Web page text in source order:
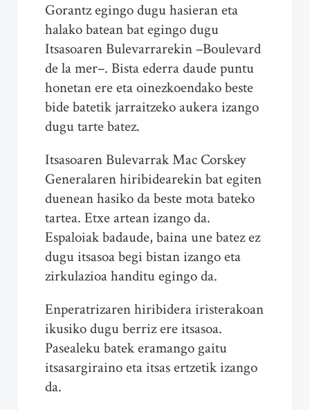
Gorantz egingo dugu hasieran eta
halako batean bat egingo dugu
Itsasoaren Bulevarrarekin –Boulevard
de la mer–. Bista ederra daude puntu
honetan ere eta oinezkoendako beste
bide batetik jarraitzeko aukera izango
dugu tarte batez.
Itsasoaren Bulevarrak Mac Corskey
Generalaren hiribidearekin bat egiten
duenean hasiko da beste mota bateko
tartea. Etxe artean izango da.
Espaloiak badaude, baina une batez ez
dugu itsasoa begi bistan izango eta
zirkulazioa handitu egingo da.
Enperatrizaren hiribidera iristerakoan
ikusiko dugu berriz ere itsasoa.
Pasealeku batek eramango gaitu
itsasargiraino eta itsas ertzetik izango
da.